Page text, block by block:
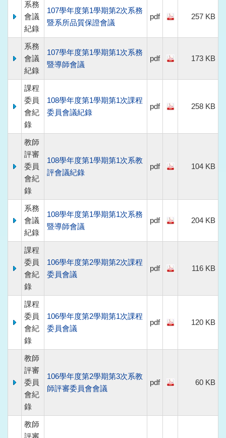
系務
會議
紀錄
107學年度第1學期第2次系務
暨系所品質保證會議
pdf 257 KB
系務
會議
紀錄
107學年度第1學期第1次系務
暨導師會議
pdf 173 KB
課程
委員
會紀
錄
108學年度第1學期第1次課程
委員會議紀錄
pdf 258 KB
教師
評審
委員
會紀
錄
108學年度第1學期第1次系教
評會議紀錄
pdf 104 KB
系務
會議
紀錄
108學年度第1學期第1次系務
暨導師會議
pdf 204 KB
課程
委員
會紀
錄
106學年度第2學期第2次課程
委員會議
pdf 116 KB
課程
委員
會紀
錄
106學年度第2學期第1次課程
委員會議
pdf 120 KB
教師
評審
委員
會紀
錄
106學年度第2學期第3次系教
師評審委員會會議
pdf 60 KB
教師